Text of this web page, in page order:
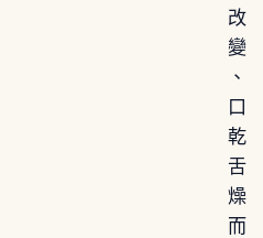
改
變
、
口
乾
舌
燥
而